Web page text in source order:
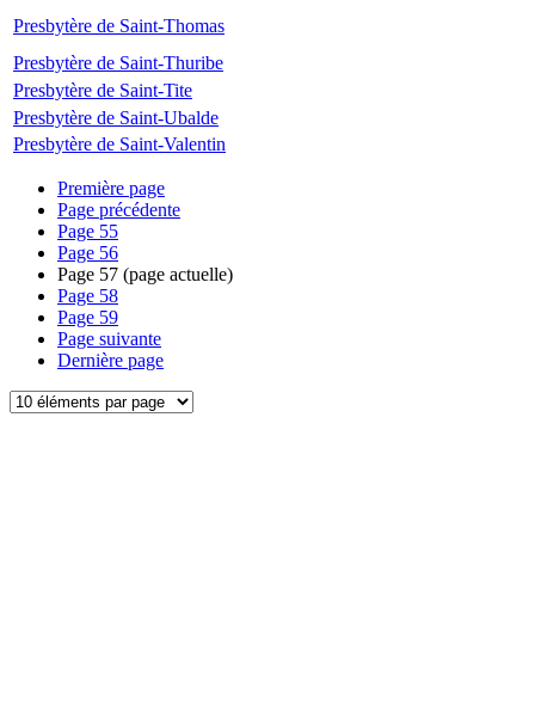
Presbytère de Saint-Thomas
Presbytère de Saint-Thuribe
Presbytère de Saint-Tite
Presbytère de Saint-Ubalde
Presbytère de Saint-Valentin
Première page
Page précédente
Page 55
Page 56
Page 57 (page actuelle)
Page 58
Page 59
Page suivante
Dernière page